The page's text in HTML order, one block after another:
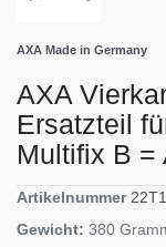
AXA Made in Germany
AXA
Ersatzteil
Multifix B =
Artikelnummer
Gewicht: 380